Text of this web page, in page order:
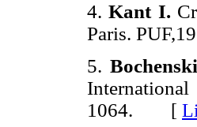
4. Kant I.
Paris.
5.
1064. [